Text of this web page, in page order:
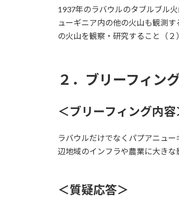
:
1937年のラバウルのタブルブル
ューギニア内の他の火山も観測
の火山を観察・研究すること（
２．ブリーフィン
＜ブリーフィング内容
ラバウルだけでなくパプアニュ
辺地域のインフラや農業に大きな
＜質疑応答＞